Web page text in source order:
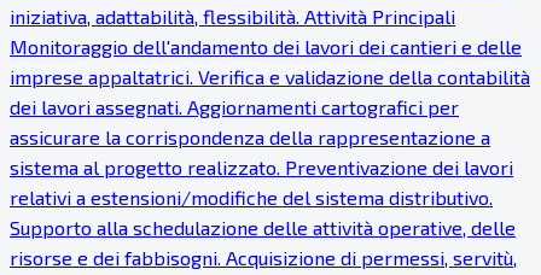
iniziativa, adattabilità, flessibilità. Attività Principali
Monitoraggio dell'andamento dei lavori dei cantieri e delle
imprese appaltatrici. Verifica e validazione della contabilità
dei lavori assegnati. Aggiornamenti cartografici per
assicurare la corrispondenza della rappresentazione a
sistema al progetto realizzato. Preventivazione dei lavori
relativi a estensioni/modifiche del sistema distributivo.
Supporto alla schedulazione delle attività operative, delle
risorse e dei fabbisogni. Acquisizione di permessi, servitù,